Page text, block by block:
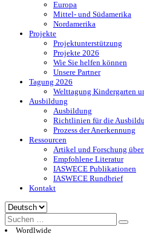
Europa
Mittel- und Südamerika
Nordamerika
Projekte
Projektunterstützung
Projekte 2026
Wie Sie helfen können
Unsere Partner
Tagung 2026
Welttagung Kindergarten
Ausbildung
Ausbildung
Richtlinien für die
Prozess der Anerkennung
Ressourcen
Artikel und Forschung
Empfohlene Literatur
IASWECE Publikationen
IASWECE Rundbrief
Kontakt
Sprache
auswählen
Wordlwide